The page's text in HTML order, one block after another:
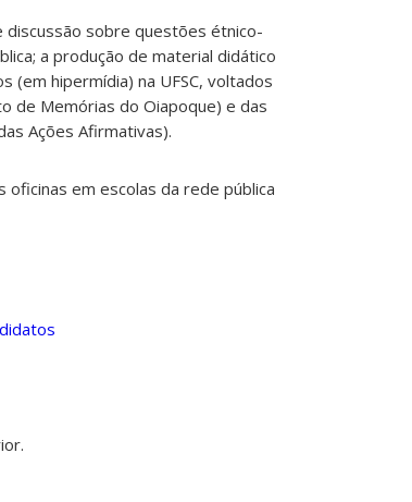
discussão sobre questões étnico-
a produção de material didático
(em hipermídia) na UFSC, voltados
de Memórias do Oiapoque) e das
Ações Afirmativas).
em escolas da rede pública